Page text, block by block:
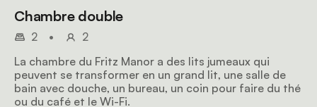
Chambre double
2 •
2
La chambre du Fritz Manor a des lits jumeaux qui
peuvent se transformer en un grand lit, une salle de
bain avec douche, un bureau, un coin pour faire du thé
ou du café et le Wi-Fi.